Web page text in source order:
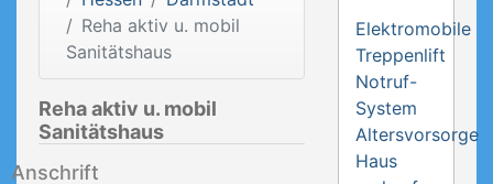
Reha aktiv u. mobil
Sanitätshaus
Reha aktiv u. mobil
Sanitätshaus
Anschrift
Elektromobile
Treppenlift
Notruf-
System
Altersvorsorge
Haus